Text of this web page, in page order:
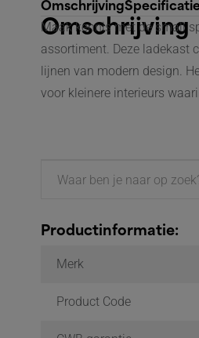
Omschrijving
Omschrijving
Maak kennis met de small
assortiment. Deze ladekast
lijnen van modern design.
voor kleinere interieurs
Specificaties
Productinformatie:
Merk
Product Code